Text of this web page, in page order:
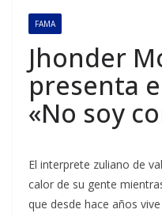
FAMA
Jhonder
presenta
«No soy
El interprete zuliano de
calor de su gente
que desde hace años